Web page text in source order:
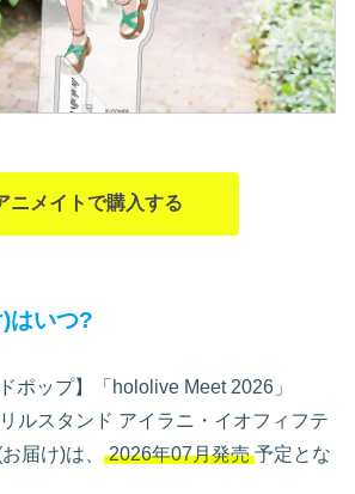
ニメイトで購入する
はいつ?
ポップ】「hololive Meet 2026」
ルスタンド アイラニ・イオフィフテ
届け)は、 2026年07月発売 予定とな